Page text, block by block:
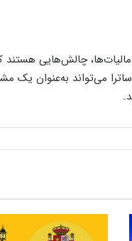
چالش‌هایی هستند
می‌تواند به‌عنوان یک